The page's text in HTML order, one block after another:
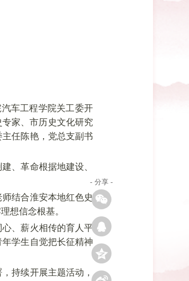
- 分享 -
车工程学院关工委开
家、市历史文化研究
任陈艳，党总支副书
、革命根据地建设、
结合淮安本地红色史
想信念根基。
、薪火相传的育人平
学生自觉把长征精神
持续开展主题活动，